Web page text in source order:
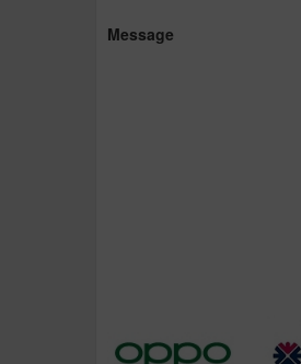
Message